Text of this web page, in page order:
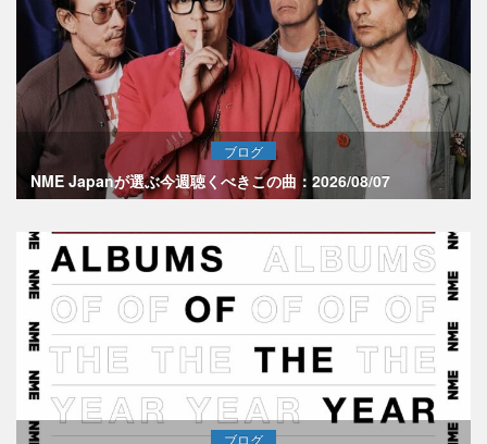
ブログ
NME Japanが選ぶ今週聴くべきこの曲：2026/08/07
ブログ